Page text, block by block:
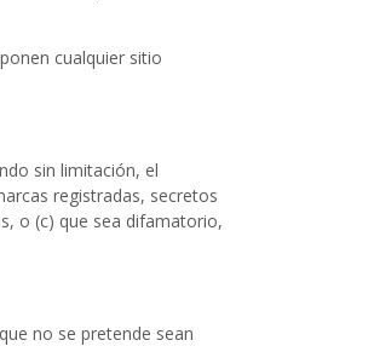
cualquier sitio
sin limitación, el
registradas, secretos
o (c) que sea difamatorio,
no se pretende sean